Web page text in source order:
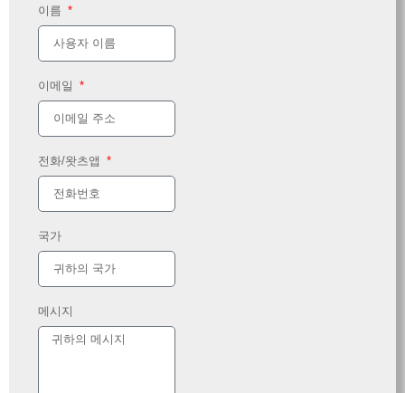
이름
이메일
전화/왓츠앱
국가
메시지